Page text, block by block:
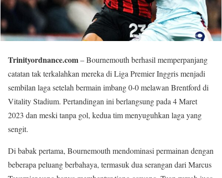
Trinityordnance.com– Bournemouth berhasil memperpanjang
catatan tak terkalahkan mereka di Liga Premier Inggris menjadi
sembilan laga setelah bermain imbang 0-0 melawan Brentford di
Vitality Stadium. Pertandingan ini berlangsung pada 4 Maret
2023 dan meski tanpa gol, kedua tim menyuguhkan laga yang
sengit.
Di babak pertama, Bournemouth mendominasi permainan dengan
beberapa peluang berbahaya, termasuk dua serangan dari Marcus